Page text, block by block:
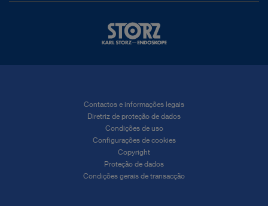
Contactos e informações legais
Diretriz de proteção de dados
Condições de uso
Configurações de cookies
Copyright
Proteção de dados
Condições gerais de transacção